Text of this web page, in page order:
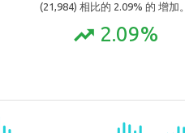
(21,984) 相比的 2.09% 的 增加。
trending_up 2.09%